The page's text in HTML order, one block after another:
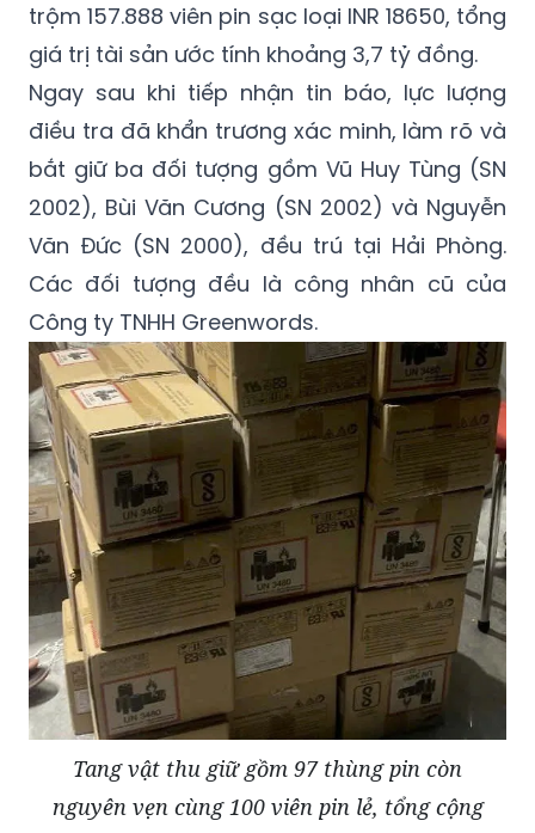
trộm 157.888 viên pin sạc loại INR 18650, tổng
giá trị tài sản ước tính khoảng 3,7 tỷ đồng.
Ngay sau khi tiếp nhận tin báo, lực lượng
điều tra đã khẩn trương xác minh, làm rõ và
bắt giữ ba đối tượng gồm Vũ Huy Tùng (SN
2002), Bùi Văn Cương (SN 2002) và Nguyễn
Văn Đức (SN 2000), đều trú tại Hải Phòng.
Các đối tượng đều là công nhân cũ của
Công ty TNHH Greenwords.
Tang vật thu giữ gồm 97 thùng pin còn
nguyên vẹn cùng 100 viên pin lẻ, tổng cộng